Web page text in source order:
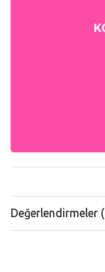
Değerlendirmeler